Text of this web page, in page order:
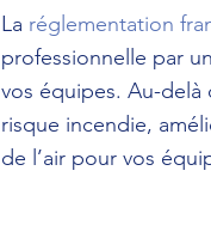
La réglementation
professionnelle par
vos équipes. Au-
risque incendie,
de l’air pour vos